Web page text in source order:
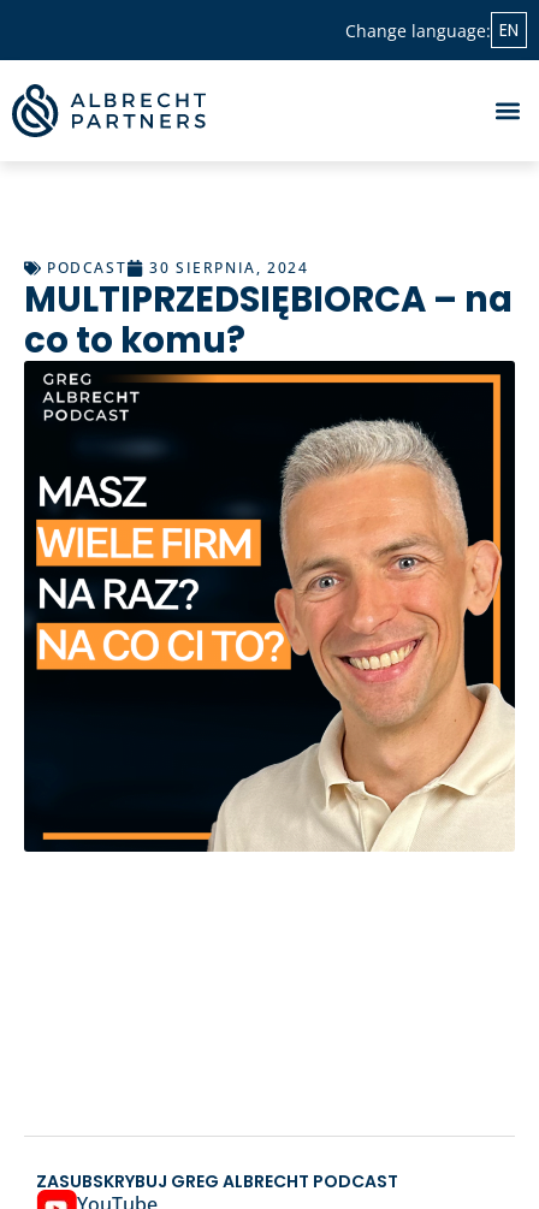
Change language: EN
PODCAST 30 SIERPNIA, 2024
MULTIPRZEDSIĘBIORCA – na
co to komu?
ZASUBSKRYBUJ GREG ALBRECHT PODCAST